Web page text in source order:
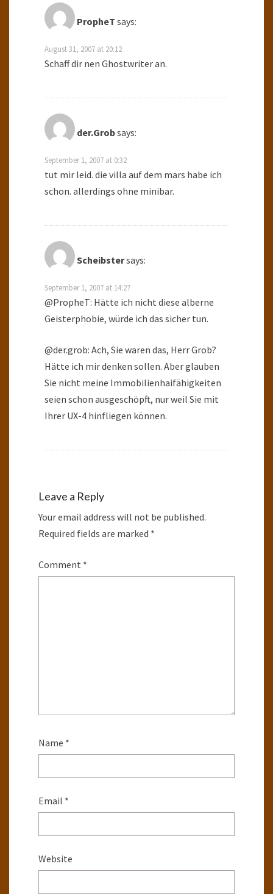
PropheT says:
August 31, 2007 at 20:12
Schaff dir nen Ghostwriter an.
der.Grobsays:
September 1, 2007 at 0:32
tut mir leid. die villa auf dem mars habe ich
schon. allerdings ohne minibar.
Scheibstersays:
September 1, 2007 at 14:27
@PropheT: Hätte ich nicht diese alberne
Geisterphobie, würde ich das sicher tun.
@der.grob: Ach, Sie waren das, Herr Grob?
Hätte ich mir denken sollen. Aber glauben
Sie nicht meine Immobilienhaifähigkeiten
seien schon ausgeschöpft, nur weil Sie mit
Ihrer UX-4 hinfliegen können.
Leave a Reply
Your email address will not be published.
Required fields are marked *
Comment *
Name *
Email *
Website